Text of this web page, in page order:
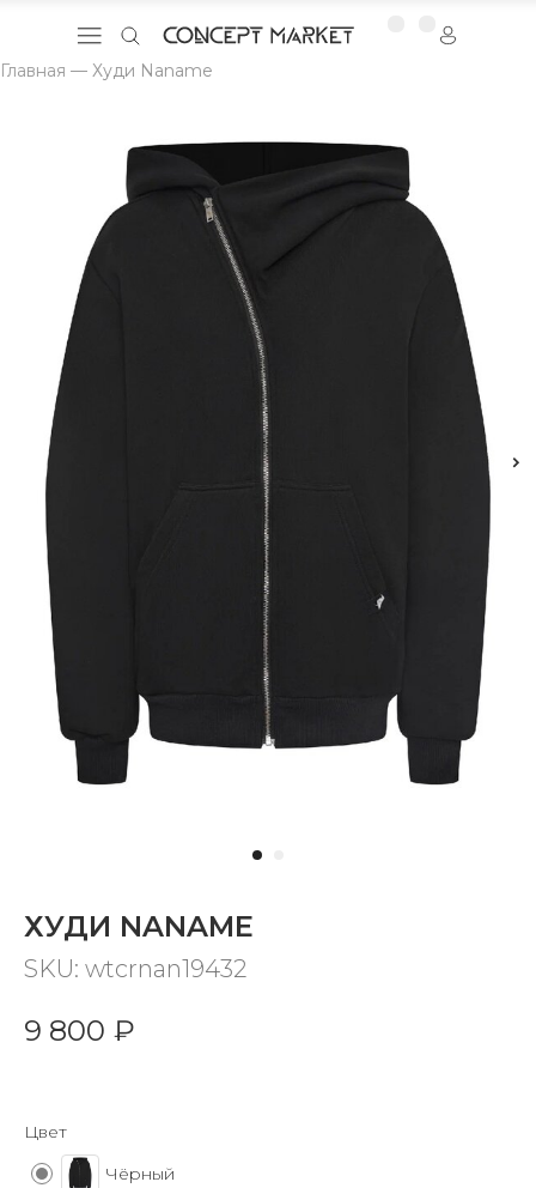
Главная — Худи Naname
ХУДИ NANAME
SKU: wtcrnan19432
9 800 ₽
Цвет
Чёрный